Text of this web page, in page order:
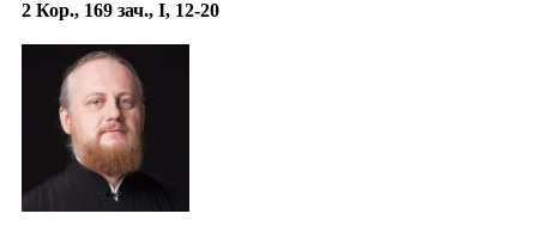
2 Кор., 169 зач., I, 12-20